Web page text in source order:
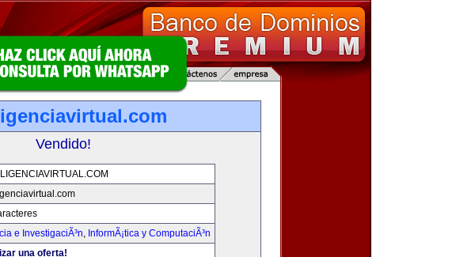
Vendido!
e InvestigaciÃ³n, InformÃ¡tica y ComputaciÃ³n
una oferta!